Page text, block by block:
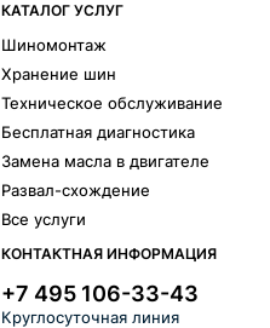
КАТАЛОГ УСЛУГ
Шиномонтаж
Хранение шин
Техническое обслуживание
Бесплатная диагностика
Замена масла в двигателе
Развал-схождение
Все услуги
КОНТАКТНАЯ ИНФОРМАЦИЯ
+7 495 106-33-43
Круглосуточная линия